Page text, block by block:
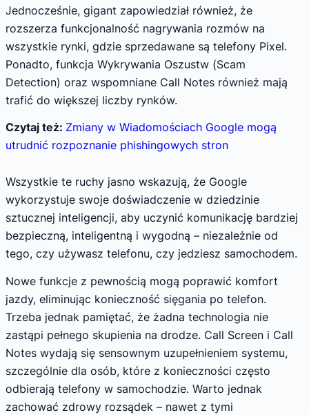
Jednocześnie, gigant zapowiedział również, że
rozszerza funkcjonalność nagrywania rozmów na
wszystkie rynki, gdzie sprzedawane są telefony Pixel.
Ponadto, funkcja Wykrywania Oszustw (Scam
Detection) oraz wspomniane Call Notes również mają
trafić do większej liczby rynków.
Czytaj też: Zmiany w Wiadomościach Google mogą
utrudnić rozpoznanie phishingowych stron
Wszystkie te ruchy jasno wskazują, że Google
wykorzystuje swoje doświadczenie w dziedzinie
sztucznej inteligencji, aby uczynić komunikację bardziej
bezpieczną, inteligentną i wygodną – niezależnie od
tego, czy używasz telefonu, czy jedziesz samochodem.
Nowe funkcje z pewnością mogą poprawić komfort
jazdy, eliminując konieczność sięgania po telefon.
Trzeba jednak pamiętać, że żadna technologia nie
zastąpi pełnego skupienia na drodze. Call Screen i Call
Notes wydają się sensownym uzupełnieniem systemu,
szczególnie dla osób, które z konieczności często
odbierają telefony w samochodzie. Warto jednak
zachować zdrowy rozsądek – nawet z tymi